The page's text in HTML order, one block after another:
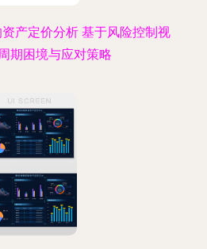
产定价分析 基于风险控制视
期困境与应对策略